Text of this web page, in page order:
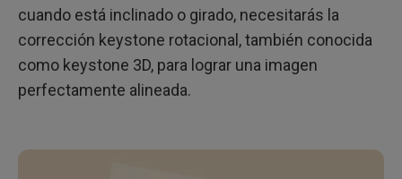
cuando está inclinado o girado, necesitarás la
corrección keystone rotacional, también conocida
como keystone 3D, para lograr una imagen
perfectamente alineada.